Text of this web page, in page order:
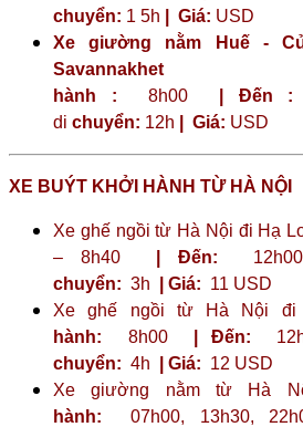
chuyển: 1 5h Giá: USD
Xe giường nằm Huế -
hành : 8h00| Đến :
di chuyển: 12h Giá: USD
XE BUÝT KHỞI HÀNH TỪ HÀ NỘI
Xe ghế ngồi từ Hà Nội đi Hạ
– 8h40
| Đến:
chuyển: 3h | Giá: 11 USD
Xe ghế ngồi từ Hà Nội
hành: 8h00 | Đến:
chuyển: 4h | Giá: 12 USD
Xe giường nằm từ Hà
hành: 07h00, 13h30,